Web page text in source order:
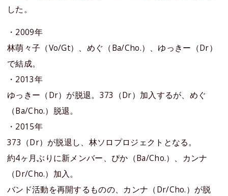
した。
・2009年
林萌々子（Vo/Gt）、めぐ（Ba/Cho.）、ゆっきー（Dr）
で結成。
・2013年
ゆっきー（Dr）が脱退。373（Dr）加入するが、めぐ
（Ba/Cho.）脱退。
・2015年
373（Dr）が脱退し、林ソロプロジェクトとなる。
約4ヶ月ぶりに新メンバー、ぴか（Ba/Cho.）、カンナ
（Dr/Cho.）加入。
バンド活動を再開するものの、カンナ（Dr/Cho.）が脱